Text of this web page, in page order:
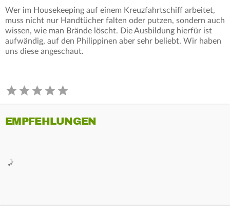
Wer im Housekeeping auf einem Kreuzfahrtschiff arbeitet,
muss nicht nur Handtücher falten oder putzen, sondern auch
wissen, wie man Brände löscht. Die Ausbildung hierfür ist
aufwändig, auf den Philippinen aber sehr beliebt. Wir haben
uns diese angeschaut.
EMPFEHLUNGEN